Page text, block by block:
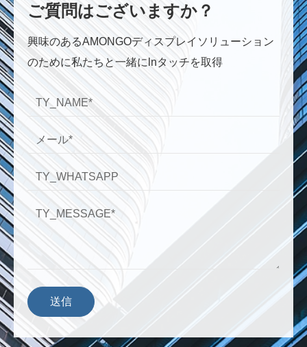
ご質問はございますか？
興味のあるAMONGOディスプレイソリューション
のために私たちと一緒にlnタッチを取得
送信